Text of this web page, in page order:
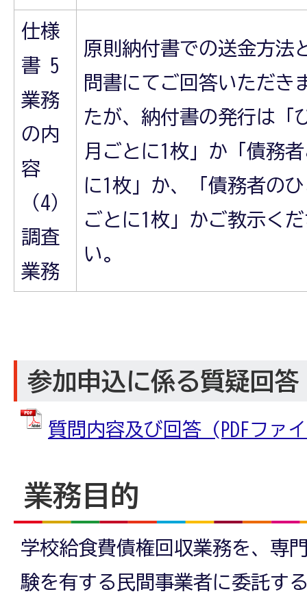
仕様
書 5
業務
の内
容
（4）
調査
業務
原則納付書での送金方法
問書にてご回答いただき
たが、納付書の発行は「
月ごとに1枚」か「債務
に1枚」か、「債務者の
ごとに1枚」かご教示く
い。
参加申込に係る質疑回答
質問内容及び回答 (PDFファ
業務目的
学校給食費債権回収業務を、専
験を有する民間事業者に委託す